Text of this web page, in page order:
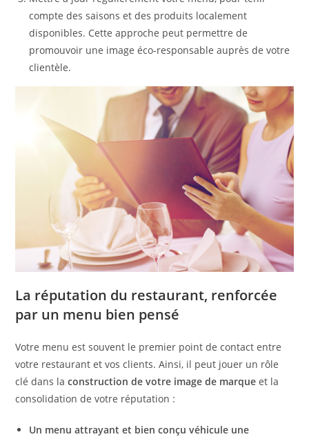
compte des saisons et des produits localement
disponibles. Cette approche peut permettre de
promouvoir une image éco-responsable auprès de votre
clientèle.
La réputation du restaurant, renforcée
par un menu bien pensé
Votre menu est souvent le premier point de contact entre
votre restaurant et vos clients. Ainsi, il peut jouer un rôle
clé dans laconstruction de votre image de marque et la
consolidation de votre réputation :
Un menu attrayant et bien conçu véhicule une